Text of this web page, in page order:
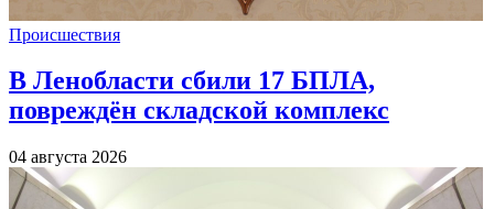
Происшествия
В Ленобласти сбили 17 БПЛА,
повреждён складской комплекс
04 августа 2026